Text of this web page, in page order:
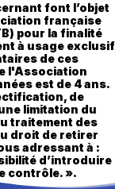
font l’objet
française
pour la finalité
à usage exclusif
de ces
l'Association
est de 4 ans.
de
limitation du
traitement des
droit de retirer
adressant à :
d’introduire
contrôle. ».